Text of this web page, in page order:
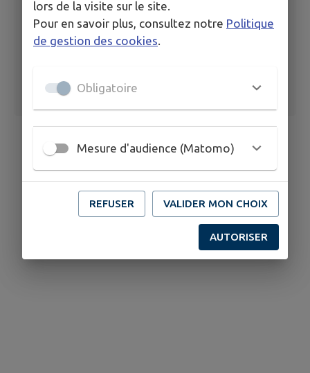
lors de la visite sur le site.
Pour en savoir plus, consultez notre Politique
de gestion des cookies
Obligatoire
Mesure d'audience (Matomo)
REFUSER VALIDER MON CHOIX
AUTORISER